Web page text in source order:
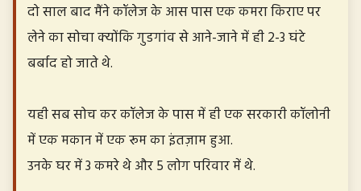
दो साल बाद मैंने कॉलेज के आस पास एक कमरा किराए पर
लेने का सोचा क्योंकि गुडगांव से आने-जाने में ही 2-3 घंटे
बर्बाद हो जाते थे.
यही सब सोच कर कॉलेज के पास में ही एक सरकारी कॉलोनी
में एक मकान में एक रूम का इंतज़ाम हुआ.
उनके घर में 3 कमरे थे और 5 लोग परिवार में थे.